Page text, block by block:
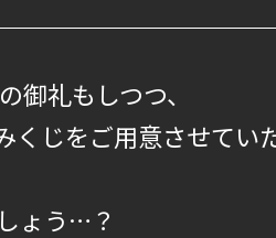
御礼もしつつ、
くじをご用意させてい
ょう…？